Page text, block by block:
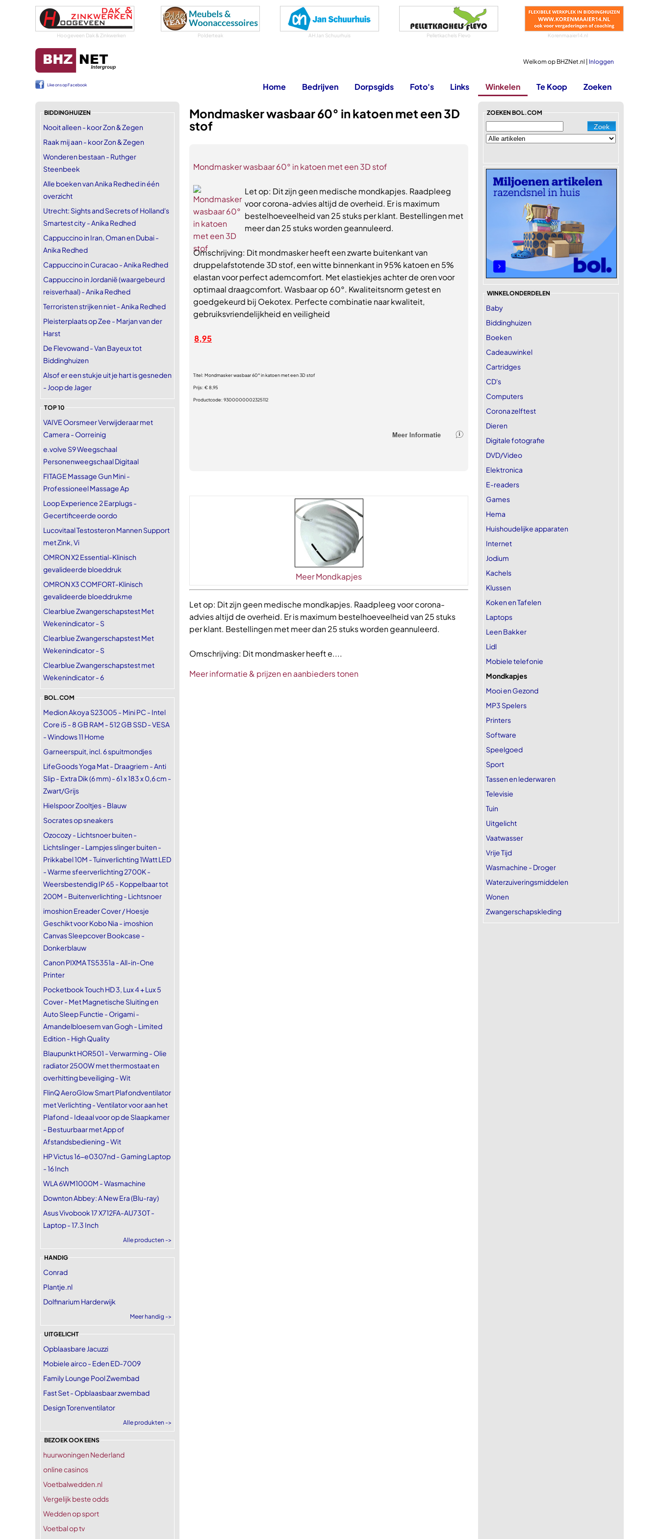
Hoogeveen Dak & Zinkwerken Polderteak AH Jan Schuurhuis Pelletkachels Flevo Korenmaaier14.nl
Welkom op BHZNet.nl | Inloggen
Like ons op Facebook Home Bedrijven Dorpsgids Foto's Links Winkelen Te Koop Zoeken
BIDDINGHUIZEN
Nooit alleen - koor Zon & Zegen
Raak mij aan - koor Zon & Zegen
Wonderen bestaan - Ruthger
Steenbeek
Alle boeken van Anika Redhed in één
overzicht
Utrecht: Sights and Secrets of Holland's
Smartest city - Anika Redhed
Cappuccino in Iran, Oman en Dubai -
Anika Redhed
Cappuccino in Curacao - Anika Redhed
Cappuccino in Jordanië (waargebeurd
reisverhaal) - Anika Redhed
Terroristen strijken niet - Anika Redhed
Pleisterplaats op Zee - Marjan van der
Harst
De Flevowand - Van Bayeux tot
Biddinghuizen
Alsof er een stukje uit je hart is gesneden
- Joop de Jager
TOP 10
VAIVE Oorsmeer Verwijderaar met
Camera - Oorreinig
e.volve S9 Weegschaal
Personenweegschaal Digitaal
FITAGE Massage Gun Mini -
Professioneel Massage Ap
Loop Experience 2 Earplugs -
Gecertificeerde oordo
Lucovitaal Testosteron Mannen Support
met Zink, Vi
OMRON X2 Essential-Klinisch
gevalideerde bloeddruk
OMRON X3 COMFORT-Klinisch
gevalideerde bloeddrukme
Clearblue Zwangerschapstest Met
Wekenindicator - S
Clearblue Zwangerschapstest Met
Wekenindicator - S
Clearblue Zwangerschapstest met
Wekenindicator - 6
BOL.COM
Medion Akoya S23005 - Mini PC - Intel
Core i5 - 8 GB RAM - 512 GB SSD - VESA
- Windows 11 Home
Garneerspuit, incl. 6 spuitmondjes
LifeGoods Yoga Mat - Draagriem - Anti
Slip - Extra Dik (6 mm) - 61 x 183 x 0,6 cm -
Zwart/Grijs
Hielspoor Zooltjes - Blauw
Socrates op sneakers
Ozocozy - Lichtsnoer buiten -
Lichtslinger - Lampjes slinger buiten -
Prikkabel 10M - Tuinverlichting 1Watt LED
- Warme sfeerverlichting 2700K -
Weersbestendig IP 65 - Koppelbaar tot
200M - Buitenverlichting - Lichtsnoer
imoshion Ereader Cover / Hoesje
Geschikt voor Kobo Nia - imoshion
Canvas Sleepcover Bookcase -
Donkerblauw
Canon PIXMA TS5351a - All-in-One
Printer
Pocketbook Touch HD 3, Lux 4 + Lux 5
Cover - Met Magnetische Sluiting en
Auto Sleep Functie - Origami -
Amandelbloesem van Gogh - Limited
Edition - High Quality
Blaupunkt HOR501 - Verwarming - Olie
radiator 2500W met thermostaat en
overhitting beveiliging - Wit
FlinQ AeroGlow Smart Plafondventilator
met Verlichting - Ventilator voor aan het
Plafond - Ideaal voor op de Slaapkamer
- Bestuurbaar met App of
Afstandsbediening - Wit
HP Victus 16-e0307nd - Gaming Laptop
- 16 Inch
WLA 6WM1000M - Wasmachine
Downton Abbey: A New Era (Blu-ray)
Asus Vivobook 17 X712FA-AU730T -
Laptop - 17.3 Inch
Alle producten ->
HANDIG
Conrad
Plantje.nl
Dolfinarium Harderwijk
Meer handig ->
UITGELICHT
Opblaasbare Jacuzzi
Mobiele airco - Eden ED-7009
Family Lounge Pool Zwembad
Fast Set - Opblaasbaar zwembad
Design Torenventilator
Alle produkten ->
BEZOEK OOK EENS
huurwoningen Nederland
online casinos
Voetbalwedden.nl
Vergelijk beste odds
Wedden op sport
Voetbal op tv
Mondmasker wasbaar 60° in katoen met een 3D
stof
Mondmasker wasbaar 60° in katoen met een 3D stof
Let op: Dit zijn geen medische mondkapjes. Raadpleeg
voor corona-advies altijd de overheid. Er is maximum
bestelhoeveelheid van 25 stuks per klant. Bestellingen met
meer dan 25 stuks worden geannuleerd.
Omschrijving: Dit mondmasker heeft een zwarte buitenkant van
druppelafstotende 3D stof, een witte binnenkant in 95% katoen en 5%
elastan voor perfect ademcomfort. Met elastiekjes achter de oren voor
optimaal draagcomfort. Wasbaar op 60°. Kwaliteitsnorm getest en
goedgekeurd bij Oekotex. Perfecte combinatie naar kwaliteit,
gebruiksvriendelijkheid en veiligheid
8,95
Titel: Mondmasker wasbaar 60° in katoen met een 3D stof
Prijs: € 8,95
Productcode: 9300000002325112
Meer Mondkapjes
Let op: Dit zijn geen medische mondkapjes. Raadpleeg voor corona-
advies altijd de overheid. Er is maximum bestelhoeveelheid van 25 stuks
per klant. Bestellingen met meer dan 25 stuks worden geannuleerd.
Omschrijving: Dit mondmasker heeft e....
Meer informatie & prijzen en aanbieders tonen
ZOEKEN BOL.COM
WINKELONDERDELEN
Baby
Biddinghuizen
Boeken
Cadeauwinkel
Cartridges
CD's
Computers
Corona zelftest
Dieren
Digitale fotografie
DVD/Video
Elektronica
E-readers
Games
Hema
Huishoudelijke apparaten
Internet
Jodium
Kachels
Klussen
Koken en Tafelen
Laptops
Leen Bakker
Lidl
Mobiele telefonie
Mondkapjes
Mooi en Gezond
MP3 Spelers
Printers
Software
Speelgoed
Sport
Tassen en lederwaren
Televisie
Tuin
Uitgelicht
Vaatwasser
Vrije Tijd
Wasmachine - Droger
Waterzuiveringsmiddelen
Wonen
Zwangerschapskleding